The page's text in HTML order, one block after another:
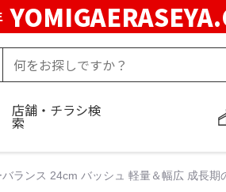
店舗・チラシ検
索
バランス 24cm バッシュ 軽量＆幅広 成長